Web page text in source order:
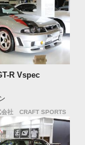
R Vspec
会社 CRAFT SPORTS